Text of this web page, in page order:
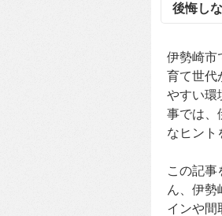
後悔し
伊勢崎市
育て世代
やすい環
事では、
なヒント
この記事
ん、伊勢
インや間